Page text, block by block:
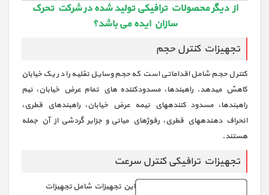
از دیگر محصولات ترافیکی تولید شده در شرکت تحرک
سازان ایده می باشد؟
تجهیزات کنترل حجم
کنترل حجم شامل اقداماتی است که حجم وسایل نقلیه را در یک خیابان
کاهش میدهد. راهبندها، مسدودکننده هاي تمام عرض خیابان، نیم
راهبندها، مسدود کنندههاي نیمه عرض خیابان، راهبندهاي قطري،
انحراف دهندههاي قطري، رفوژهاي میانی و جزایر گردشی از آن جمله
هستند.
تجهیزات ترافیکی کنترل سرعت
این تجهیزات شامل تجهیزات